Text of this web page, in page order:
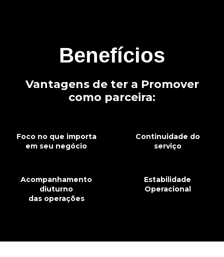
Benefícios
Vantagens de ter a Promover
como parceira:
Foco no que importa
em seu negócio
Continuidade do
serviço
Acompanhamento
diuturno
das operações
Estabilidade
Operacional